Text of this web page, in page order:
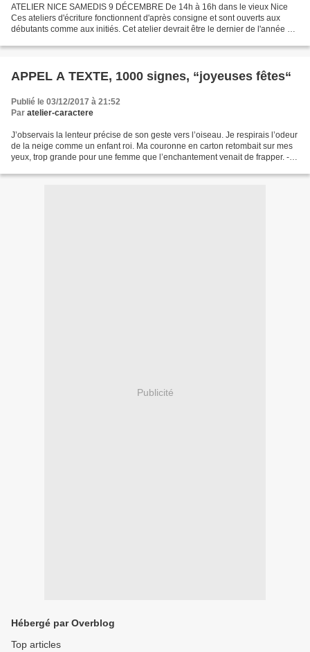
ATELIER NICE SAMEDIS 9 DÉCEMBRE De 14h à 16h dans le vieux Nice
Ces ateliers d'écriture fonctionnent d'après consigne et sont ouverts aux
débutants comme aux initiés. Cet atelier devrait être le dernier de l'année à
APPEL A TEXTE, 1000 signes, “joyeuses fêtes“
Publié le 03/12/2017 à 21:52
Par atelier-caractere
J’observais la lenteur précise de son geste vers l’oiseau. Je respirais l’odeur
de la neige comme un enfant roi. Ma couronne en carton retombait sur mes
yeux, trop grande pour une femme que l’enchantement venait de frapper. -
Publicité
Hébergé par Overblog
Top articles